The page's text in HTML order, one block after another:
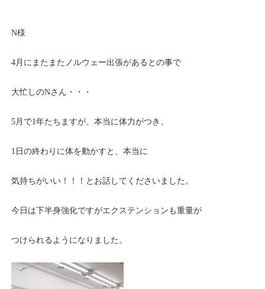
N様
4月にまたまたノルウェー出張があるとの事で
大忙しのNさん・・・
5月で1年たちますが、本当に体力がつき、
1日の終わりに体を動かすと、本当に
気持ちがいい！！！とお話してくださいました。
今日は下半身強化ですがエクステンションも重量が
つけられるようになりました。